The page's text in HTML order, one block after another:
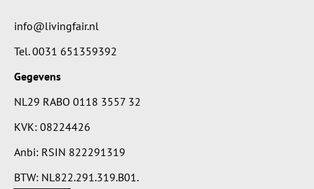
info@livingfair.nl
Tel.0031 651359392
Gegevens
NL29 RABO 0118 3557 32
KVK: 08224426
Anbi: RSIN 822291319
BTW: NL822.291.319.B01.